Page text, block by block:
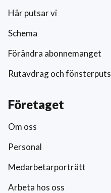
Här putsar vi
Schema
Förändra abonnemanget
Rutavdrag och fönsterputs
Företaget
Om oss
Personal
Medarbetarporträtt
Arbeta hos oss